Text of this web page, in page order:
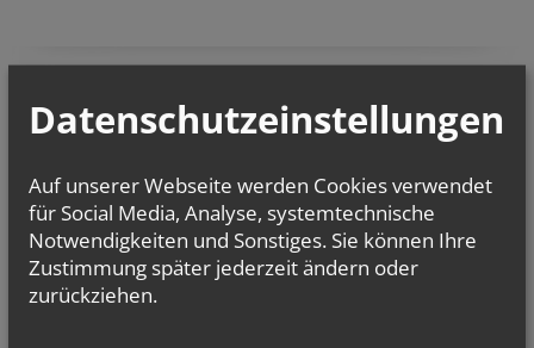
Evangelium
von heute
Mt 17, 14b–20
Wenn ihr Glauben habt, wird euch nichts unmöglich sein
Datenschutzeinstellungen
Auf unserer Webseite werden Cookies verwendet
für Social Media, Analyse, systemtechnische
Notwendigkeiten und Sonstiges. Sie können Ihre
Zustimmung später jederzeit ändern oder
zurückziehen.